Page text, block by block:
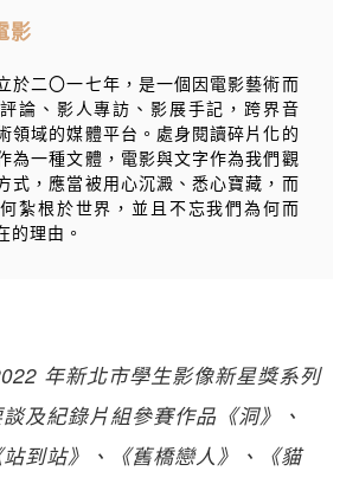
影
於二〇一七年，是一個因電影藝術而
論、影人專訪、影展手記，跨界音
領域的媒體平台。處身閱讀碎片化的
為一種文體，電影與文字作為我們觀
式，應當被用心沉澱、悉心寶藏，而
紮根於世界，並且不忘我們為何而
的理由。
年新北市學生影像新星獎系列
及紀錄片組參賽作品《洞》、
站到站》、《舊橋戀人》、《貓